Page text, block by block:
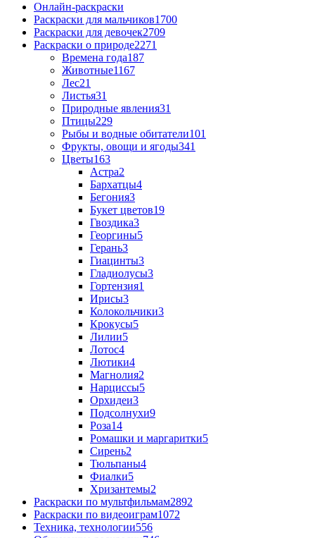
Онлайн-раскраски
Раскраски для мальчиков1700
Раскраски для девочек2709
Раскраски о природе2271
Времена года187
Животные1167
Лес21
Листья31
Природные явления31
Птицы229
Рыбы и водные обитатели101
Фрукты, овощи и ягоды341
Цветы163
Астра2
Бархатцы4
Бегония3
Букет цветов19
Гвоздика3
Георгины5
Герань3
Гиацинты3
Гладиолусы3
Гортензия1
Ирисы3
Колокольчики3
Крокусы5
Лилии5
Лотос4
Лютики4
Магнолия2
Нарциссы5
Орхидеи3
Подсолнухи9
Роза14
Ромашки и маргаритки5
Сирень2
Тюльпаны4
Фиалки5
Хризантемы2
Раскраски по мультфильмам2892
Раскраски по видеоиграм1072
Техника, технологии556